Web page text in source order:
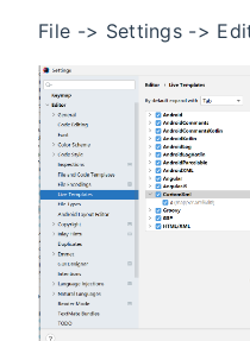
File -> Settings ->